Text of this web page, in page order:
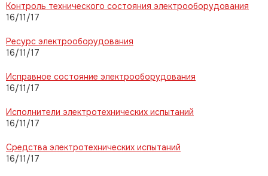
Контроль технического состояния электрооборудования
16/11/17
Ресурс электрооборудования
16/11/17
Исправное состояние электрооборудования
16/11/17
Исполнители электротехнических испытаний
16/11/17
Средства электротехнических испытаний
16/11/17